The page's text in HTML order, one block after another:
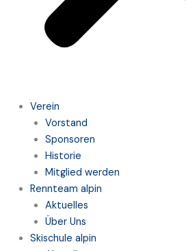
Verein
Vorstand
Sponsoren
Historie
Mitglied werden
Rennteam alpin
Aktuelles
Über Uns
Skischule alpin